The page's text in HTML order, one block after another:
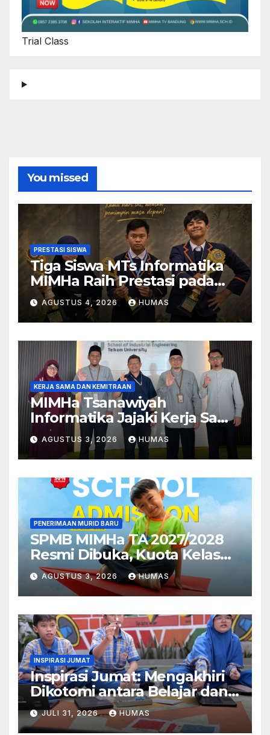
Trial Class
You missed
PRESTASI SISWA
Tiga Siswa MTs Informatika
MIMHa Raih Prestasi pada
Ajang MOSAIC 2026
AGUSTUS 4, 2026 HUMAS
KERJA SAMA DAN KEMITRAAN
MIMHa Tsanawiyah
Informatika Jajaki Kerja Sama
Pendidikan dan Teknologi
dengan Telkom University
AGUSTUS 3, 2026 HUMAS
PENERIMAAN MURID BARU
SPMB MIMHa TA 2027/2028
Resmi Dibuka, Kuota Kelas
Pertama MI Telah Terpenuhi
AGUSTUS 3, 2026 HUMAS
INSPIRASI JUMAT
Inspirasi Jumat: Mengakhiri
Dikotomi antara Belajar dan
Bermain
JULI 31, 2026 HUMAS